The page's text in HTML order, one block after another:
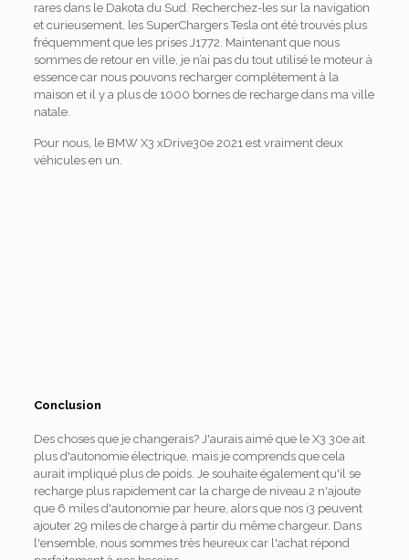
rares dans le Dakota du Sud. Recherchez-les sur la navigation
et curieusement, les SuperChargers Tesla ont été trouvés plus
fréquemment que les prises J1772. Maintenant que nous
sommes de retour en ville, je n’ai pas du tout utilisé le moteur à
essence car nous pouvons recharger complètement à la
maison et il y a plus de 1000 bornes de recharge dans ma ville
natale.
Pour nous, le BMW X3 xDrive30e 2021 est vraiment deux
véhicules en un.
Conclusion
Des choses que je changerais? J'aurais aimé que le X3 30e ait
plus d'autonomie électrique, mais je comprends que cela
aurait impliqué plus de poids. Je souhaite également qu'il se
recharge plus rapidement car la charge de niveau 2 n'ajoute
que 6 miles d'autonomie par heure, alors que nos i3 peuvent
ajouter 29 miles de charge à partir du même chargeur. Dans
l'ensemble, nous sommes très heureux car l'achat répond